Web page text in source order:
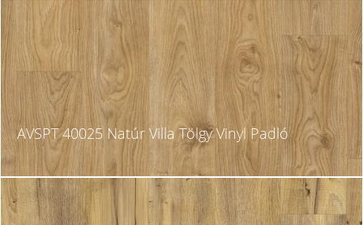
AVSPT 40025 Natúr Villa Tölgy Vinyl Padló